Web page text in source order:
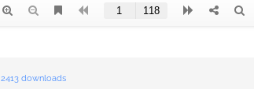
2413 downloads